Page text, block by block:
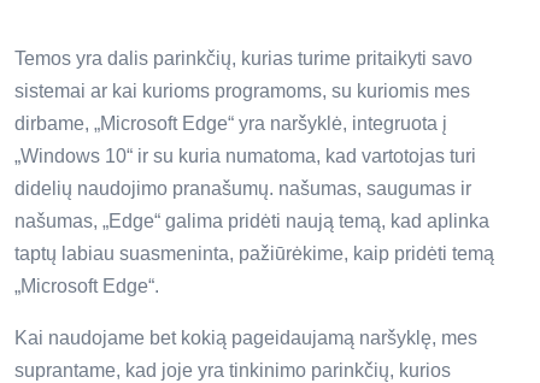
Temos yra dalis parinkčių, kurias turime pritaikyti savo
sistemai ar kai kurioms programoms, su kuriomis mes
dirbame, „Microsoft Edge“ yra naršyklė, integruota į
„Windows 10“ ir su kuria numatoma, kad vartotojas turi
didelių naudojimo pranašumų. našumas, saugumas ir
našumas, „Edge“ galima pridėti naują temą, kad aplinka
taptų labiau suasmeninta, pažiūrėkime, kaip pridėti temą
„Microsoft Edge“.
Kai naudojame bet kokią pageidaujamą naršyklę, mes
suprantame, kad joje yra tinkinimo parinkčių, kurios